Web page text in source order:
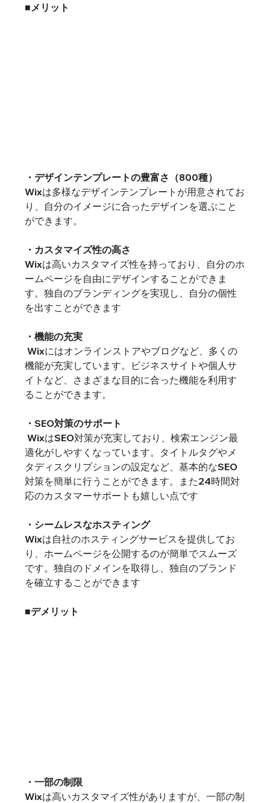
■メリット
・デザインテンプレートの豊富さ（800種）
Wixは多様なデザインテンプレートが用意されてお
り、自分のイメージに合ったデザインを選ぶこと
ができます。
・カスタマイズ性の高さ
Wixは高いカスタマイズ性を持っており、自分のホ
ームページを自由にデザインすることができま
す。独自のブランディングを実現し、自分の個性
を出すことができます
・機能の充実
機能が充実しています。ビジネスサイトや個人サ
イトなど、さまざまな目的に合った機能を利用す
ることができます。
・SEO対策のサポート
適化がしやすくなっています。タイトルタグやメ
タディスクリプションの設定など、基本的なSEO
対策を簡単に行うことができます。また24時間対
応のカスタマーサポートも嬉しい点です
・シームレスなホスティング
Wixは自社のホスティングサービスを提供してお
り、ホームページを公開するのが簡単でスムーズ
です。独自のドメインを取得し、独自のブランド
を確立することができます
■デメリット
・一部の制限
Wixは高いカスタマイズ性がありますが、一部の制